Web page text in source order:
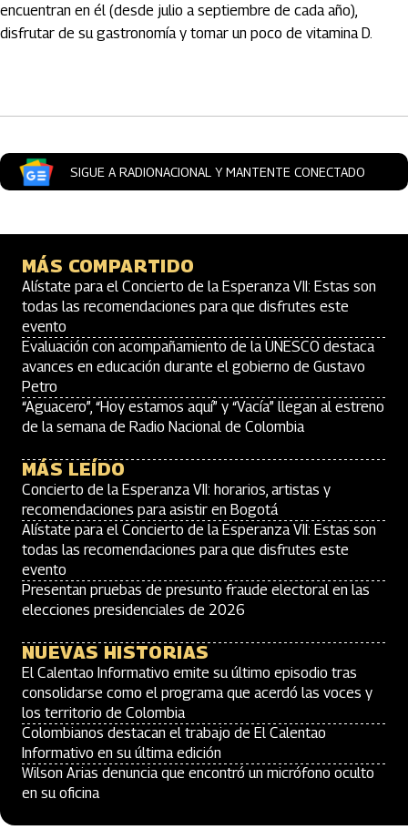
encuentran en él (desde julio a septiembre de cada año),
disfrutar de su gastronomía y tomar un poco de vitamina D.
SIGUE A RADIONACIONAL Y MANTENTE CONECTADO
MÁS COMPARTIDO
Alístate para el Concierto de la Esperanza VII: Estas son
todas las recomendaciones para que disfrutes este
evento
Evaluación con acompañamiento de la UNESCO destaca
avances en educación durante el gobierno de Gustavo
Petro
“Aguacero”, “Hoy estamos aquí” y “Vacía” llegan al estreno
de la semana de Radio Nacional de Colombia
MÁS LEÍDO
Concierto de la Esperanza VII: horarios, artistas y
recomendaciones para asistir en Bogotá
Alístate para el Concierto de la Esperanza VII: Estas son
todas las recomendaciones para que disfrutes este
evento
Presentan pruebas de presunto fraude electoral en las
elecciones presidenciales de 2026
NUEVAS HISTORIAS
El Calentao Informativo emite su último episodio tras
consolidarse como el programa que acerdó las voces y
los territorio de Colombia
Colombianos destacan el trabajo de El Calentao
Informativo en su última edición
Wilson Arias denuncia que encontró un micrófono oculto
en su oficina